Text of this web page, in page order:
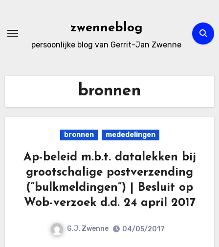
de
zwenneblog
persoonlijke blog van Gerrit-Jan Zwenne
bronnen
bronnen mededelingen
Ap-beleid m.b.t. datalekken bij
grootschalige postverzending
(“bulkmeldingen”) | Besluit op
Wob-verzoek d.d. 24 april 2017
G.J. Zwenne 04/05/2017